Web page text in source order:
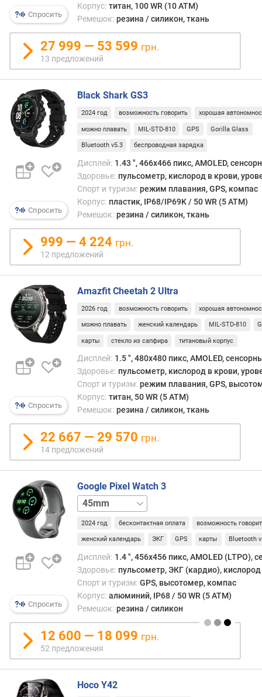
в
а
д
а
т
е
д
о
б
а
е
н
я
о
к
о
л
и
е
с
у
е
л
о
ж
е
н
а
г
н
(
Спросить
Корпус: титан, 100 WR (10 ATM)
Ремешок: резина / силикон, ткань
27 999 — 53 599 грн.
13 предложений
Спросить
Black Shark GS3
2024 год возможность говорить хорошая
можно плавать MIL-STD-810 GPS Gorilla Glass
Bluetooth v5.3 беспроводная зарядка
Дисплей: 1.43 ", 466x466 пикс, AMOLED,
Здоровье: пульсометр, кислород в крови,
Спорт и туризм: режим плавания, GPS, компас
Корпус: пластик, IP68/IP69K / 50 WR (5 ATM)
Ремешок: резина / силикон, ткань
999 — 4 224 грн.
12 предложений
Спросить
Amazfit Cheetah 2 Ultra
2026 год возможность говорить хорошая
можно плавать женский календарь MIL-STD-810
карты стекло из сапфира титановый корпус
Дисплей: 1.5 ", 480x480 пикс, AMOLED,
Здоровье: пульсометр, кислород в крови,
Спорт и туризм: режим плавания, GPS,
Корпус: титан, 50 WR (5 ATM)
Ремешок: резина / силикон, ткань
22 667 — 29 570 грн.
14 предложений
Спросить
Google Pixel Watch 3
41mm41mm
LTE45mm
LTE
2024 год бесконтактная оплата возможность
женский календарь ЭКГ GPS карты Bluetooth
Дисплей: 1.4 ", 456x456 пикс, AMOLED (LTPO),
Здоровье: пульсометр, ЭКГ (кардио), кислород
Спорт и туризм: GPS, высотомер, компас
Корпус: алюминий, IP68 / 50 WR (5 ATM)
Ремешок: резина / силикон
12 600 — 18 099 грн.
52 предложения
Hoco Y42